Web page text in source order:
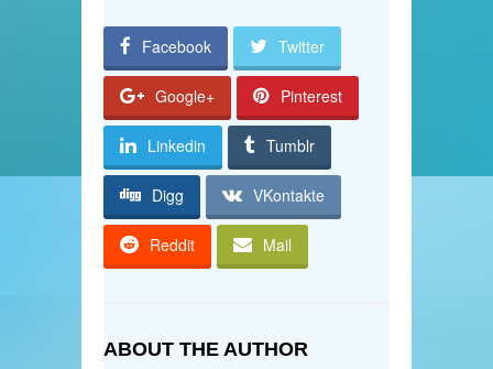
Facebook Twitter
Google+ Pinterest
Linkedin Tumblr
Digg VKontakte
Reddit Mail
ABOUT THE AUTHOR